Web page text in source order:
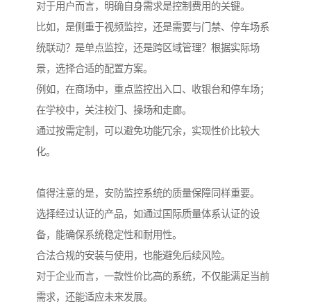
对于用户而言，明确自身需求是控制费用的关键。
比如，是侧重于视频监控，还是需要与门禁、停车场系
统联动？是单点监控，还是跨区域管理？根据实际场
景，选择合适的配置方案。
例如，在商场中，重点监控出入口、收银台和停车场；
在学校中，关注校门、操场和走廊。
通过按需定制，可以避免功能冗余，实现性价比较大
化。
值得注意的是，安防监控系统的质量保障同样重要。
选择经过认证的产品，如通过国际质量体系认证的设
备，能确保系统稳定性和耐用性。
合法合规的安装与使用，也能避免后续风险。
对于企业而言，一款性价比高的系统，不仅能满足当前
需求，还能适应未来发展。